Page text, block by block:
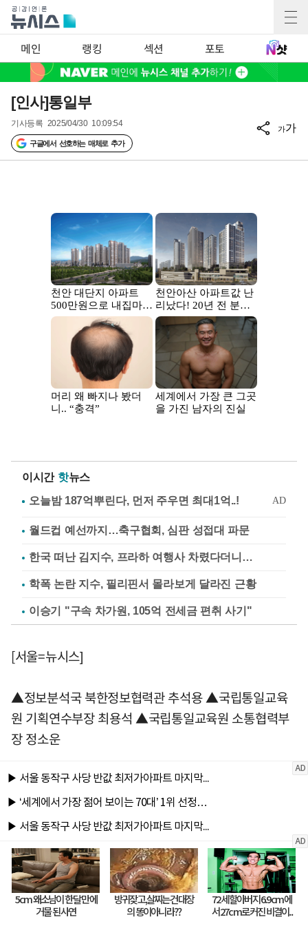
메인 랭킹 섹션 포토
[인사]통일부
기사등록 2025/04/30 10:09:54
구글에서 선호하는 매체로 추가
가가
이시간 핫뉴스
월드컵 예선까지…축구협회, 심판 성접대 파문
한국 떠난 김지수, 프라하 여행사 차렸다더니…
학폭 논란 지수, 필리핀서 몰라보게 달라진 근황
이승기 "구속 차가원, 105억 전세금 편취 사기"
[서울=뉴시스]
▲정보분석국 북한정보협력관 추석용 ▲국립통일교육
원 기획연수부장 최용석 ▲국립통일교육원 소통협력부
장 정소운